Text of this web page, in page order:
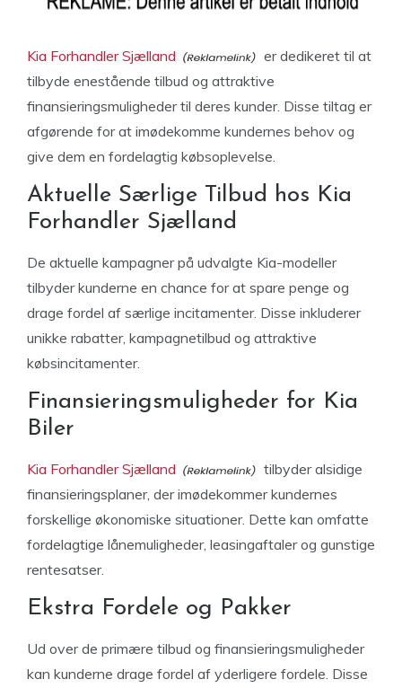
Kia Forhandler Sjælland
er dedikeret til at
tilbyde enestående tilbud og attraktive
finansieringsmuligheder til deres kunder. Disse tiltag er
afgørende for at imødekomme kundernes behov og
give dem en fordelagtig købsoplevelse.
Aktuelle Særlige Tilbud hos Kia
Forhandler Sjælland
De aktuelle kampagner på udvalgte Kia-modeller
tilbyder kunderne en chance for at spare penge og
drage fordel af særlige incitamenter. Disse inkluderer
unikke rabatter, kampagnetilbud og attraktive
købsincitamenter.
Finansieringsmuligheder for Kia
Biler
Kia Forhandler Sjælland
tilbyder alsidige
finansieringsplaner, der imødekommer kundernes
forskellige økonomiske situationer. Dette kan omfatte
fordelagtige lånemuligheder, leasingaftaler og gunstige
rentesatser.
Ekstra Fordele og Pakker
Ud over de primære tilbud og finansieringsmuligheder
kan kunderne drage fordel af yderligere fordele. Disse